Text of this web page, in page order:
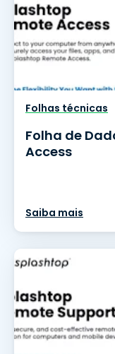
Folhas técnicas
Folha de
Access
Saiba mais